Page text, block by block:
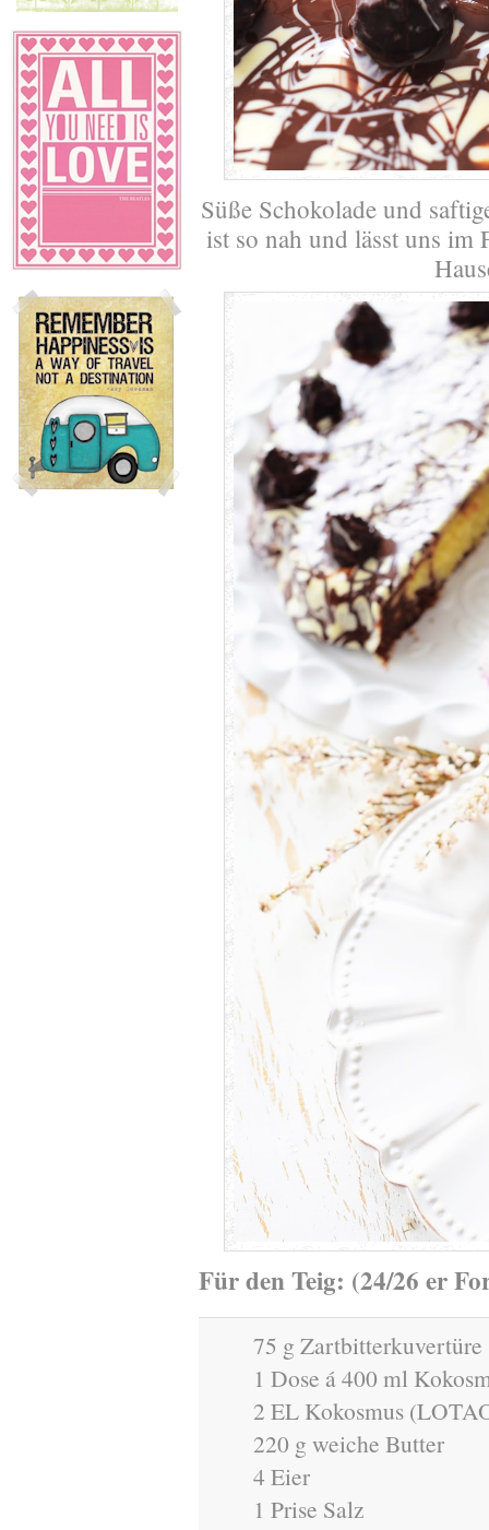
Süße Schokolade und
ist so nah und lässt uns im
Für den Teig: (24/26 er
75 g Zartbitterkuvertüre
1 Dose á 400 ml
2 EL Kokosmus
220 g weiche Butter
4 Eier
1 Prise Salz